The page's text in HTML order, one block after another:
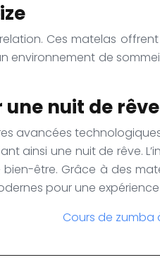
Ces matelas
environnement de
nuit de rêve
avancées
ainsi une nuit de rêve.
être. Grâce à des
pour une
Cours de zumba